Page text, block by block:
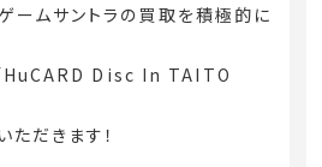
ームサントラの買取を積極的に
HuCARD Disc In TAITO
だきます！